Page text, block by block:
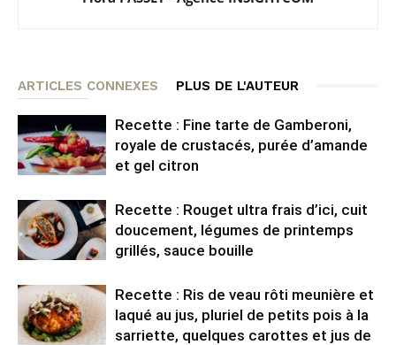
ARTICLES CONNEXES PLUS DE L'AUTEUR
Recette : Fine tarte de Gamberoni,
royale de crustacés, purée d’amande
et gel citron
Recette : Rouget ultra frais d’ici, cuit
doucement, légumes de printemps
grillés, sauce bouille
Recette : Ris de veau rôti meunière et
laqué au jus, pluriel de petits pois à la
sarriette, quelques carottes et jus de